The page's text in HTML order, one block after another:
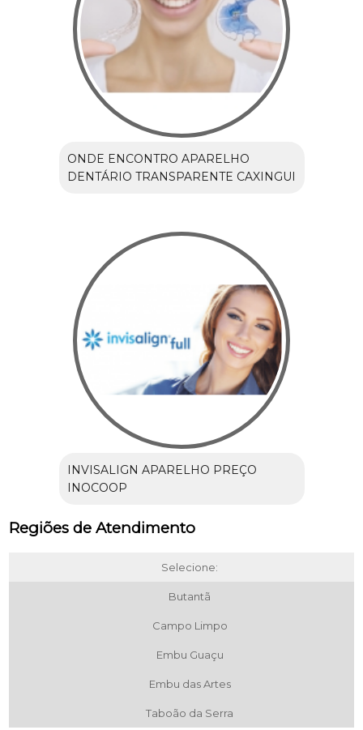
ONDE ENCONTRO APARELHO
DENTÁRIO TRANSPARENTE CAXINGUI
INVISALIGN APARELHO PREÇO
INOCOOP
Regiões de Atendimento
Selecione:
Butantã
Campo Limpo
Embu Guaçu
Embu das Artes
Taboão da Serra